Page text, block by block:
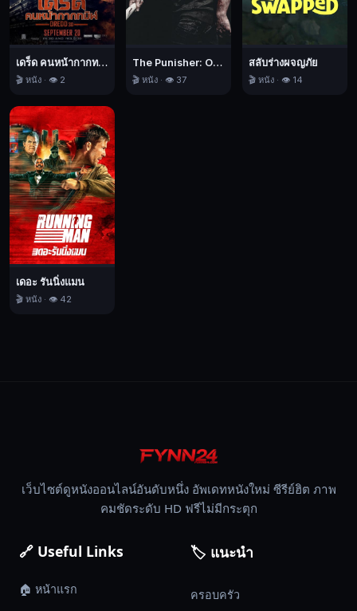
ลับ
ของ
เขา
เพื่อ
หนอน
บ่อน
ไส้
และ
ต้นตอ
ใส่
ร้าย
ป้ายสี
เขา
2019
เดร็ด คนหน้ากากทมิฬ
🎬 หนัง · 👁️ 2
The Punisher: One Last Kill เดอะ พันนิชเชอร์: ฆ่าทิ้งทวน
🎬 หนัง · 👁️ 37
สลับร่างผจญภัย
🎬 หนัง · 👁️ 14
เดอะ รันนิ่งแมน
🎬 หนัง · 👁️ 42
เว็บไซต์ดูหนังออนไลน์อันดับหนึ่ง อัพเดทหนังใหม่ ซีรีย์ฮิต ภาพ
คมชัดระดับ HD ฟรีไม่มีกระตุก
🔗 Useful Links
🏠 หน้าแรก
🏷️ แนะนำ
ครอบครัว